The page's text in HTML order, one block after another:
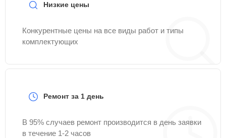
Низкие цены
Конкурентные цены на все виды работ и типы
комплектующих
Ремонт за 1 день
В 95% случаев ремонт производится в день заявки
в течение 1-2 часов